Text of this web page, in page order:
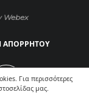
Για περισσότερες
μας.
Webex
ΑΠΟΡΡΗΤΟΥ